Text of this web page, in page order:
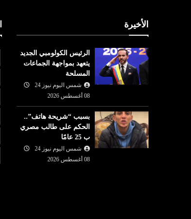
الأخيرة
الرئيس الكولومبي الجديد
يتعهد بمواجهة الجماعات
المسلحة
شمس اليوم نيوز 24
08 أغسطس 2026
بسبب “شريحة هاتف”..
الحكم على طالب مصري
ب 25 عامًا
شمس اليوم نيوز 24
08 أغسطس 2026
08 أغسطس
عربي ودولي
شمس اليوم نيوز 24
08 أغسطس
2026
بين إيران وسلطنة عمان.. أمريكا
تتوقع اتفاقا بشأن هرمز قريبا